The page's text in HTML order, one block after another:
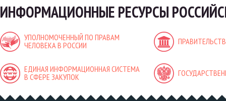
ИНФОРМАЦИОННЫЕ РЕСУРСЫ
УПОЛНОМОЧЕННЫЙ ПО ПРАВАМ
ЧЕЛОВЕКА В РОССИИ
ЕДИНАЯ ИНФОРМАЦИОННАЯ СИСТЕМА
В СФЕРЕ ЗАКУПОК